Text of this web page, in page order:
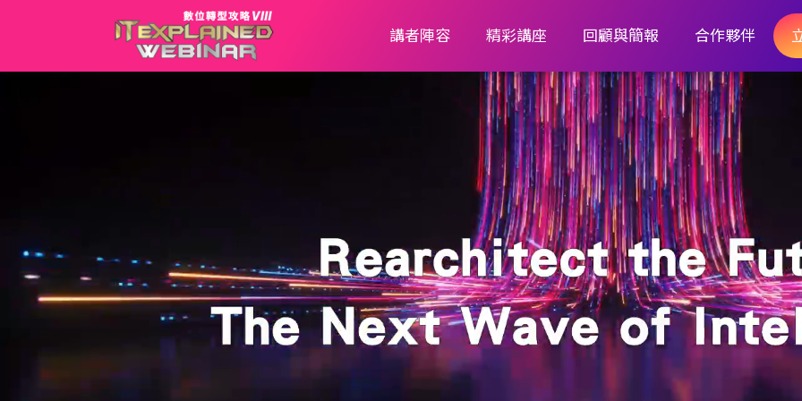
講者陣容 精彩講座 回顧與簡報 合作夥伴